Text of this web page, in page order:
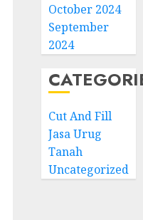
October 2024
September
2024
Cut And Fill
Jasa Urug
Tanah
Uncategorized